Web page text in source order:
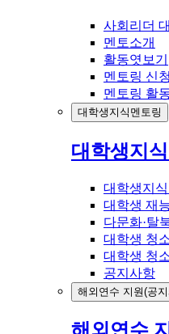
사회리더
멘토소개
활동엿보기
멘토링 신
멘토링 활
대학생지식멘토링
대학생지
대학생지
대학생 재
다문화·탈
대학생 청
대학생 청
공지사항
해외연수 지원(공